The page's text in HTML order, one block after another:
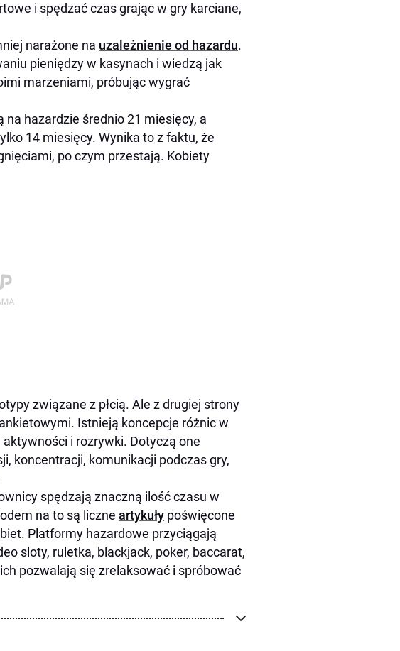
i spędzać czas grając w gry karciane,
narażone na uzależnienie od hazardu.
pieniędzy w kasynach i wiedzą jak
marzeniami, próbując wygrać
na hazardzie średnio 21 miesięcy, a
14 miesięcy. Wynika to z faktu, że
po czym przestają. Kobiety
związane z płcią. Ale z drugiej strony
Istnieją koncepcje różnic w
i rozrywki. Dotyczą one
koncentracji, komunikacji podczas gry,
spędzają znaczną ilość czasu w
na to są liczne artykuły poświęcone
Platformy hazardowe przyciągają
sloty, ruletka, blackjack, poker, baccarat,
pozwalają się zrelaksować i spróbować